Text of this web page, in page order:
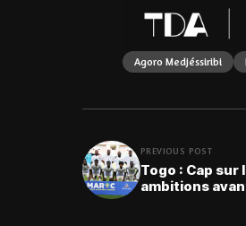
Agoro Medjéssiribi
PREVIOUS POST
Togo : Cap
ambitions